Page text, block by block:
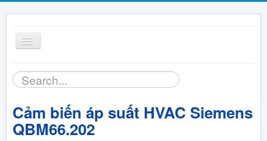
Toggle
Navigation
Trang chủ
Sản phẩm
Tìm
kiếm...
Cảm biến áp suất HVAC Siemens
QBM66.202